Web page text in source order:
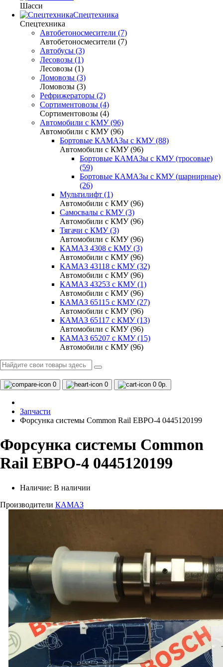
Шасси
Спецтехника
Спецтехника
Автобетоносмесители (7)
Автобетоносмесители (7)
Автобусы (3)
Лесовозы (1)
Лесовозы (1)
Ломовозы (3)
Ломовозы (3)
Рефрижераторы (2)
Сортиментовозы (4)
Сортиментовозы (4)
Автомобили с КМУ (96)
Автомобили с КМУ (96)
Бортовые КАМАЗы с КМУ (88)
Автомобили с КМУ (96)
Бортовые КАМАЗы с КМУ (тросовые)
(59)
Бортовые КАМАЗы с КМУ (шарнирные)
(26)
Мультилифт (1)
Автомобили с КМУ (96)
Самосвалы с КМУ (3)
Автомобили с КМУ (96)
Тягачи с КМУ (3)
Автомобили с КМУ (96)
КАМАЗ 4308 c КМУ (3)
Автомобили с КМУ (96)
КАМАЗ 43118 с КМУ (32)
Автомобили с КМУ (96)
КАМАЗ 43253 с КМУ (1)
Автомобили с КМУ (96)
КАМАЗ 65115 с КМУ (27)
Автомобили с КМУ (96)
КАМАЗ 65117 с КМУ (13)
Автомобили с КМУ (96)
КАМАЗ 65207 с КМУ (15)
Автомобили с КМУ (96)
0 0 0 0р.
Запчасти
Форсунка системы Common Rail ЕВРО-4 0445120199
Форсунка системы Common
Rail ЕВРО-4 0445120199
Наличие: В наличии
Производители КАМАЗ